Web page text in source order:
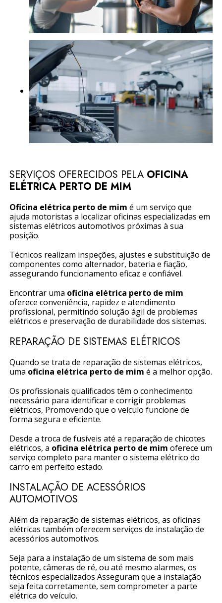
SERVIÇOS OFERECIDOS PELA OFICINA
ELÉTRICA PERTO DE MIM
Oficina elétrica perto de mim é um serviço que
ajuda motoristas a localizar oficinas especializadas em
sistemas elétricos automotivos próximas à sua
posição.
Técnicos realizam inspeções, ajustes e substituição de
componentes como alternador, bateria e fiação,
assegurando funcionamento eficaz e confiável.
Encontrar uma oficina elétrica perto de mim
oferece conveniência, rapidez e atendimento
profissional, permitindo solução ágil de problemas
elétricos e preservação de durabilidade dos sistemas.
REPARAÇÃO DE SISTEMAS ELÉTRICOS
Quando se trata de reparação de sistemas elétricos,
uma oficina elétrica perto de mim é a melhor opção.
Os profissionais qualificados têm o conhecimento
necessário para identificar e corrigir problemas
elétricos, Promovendo que o veículo funcione de
forma segura e eficiente.
Desde a troca de fusíveis até a reparação de chicotes
elétricos, a oficina elétrica perto de mim oferece um
serviço completo para manter o sistema elétrico do
carro em perfeito estado.
INSTALAÇÃO DE ACESSÓRIOS
AUTOMOTIVOS
Além da reparação de sistemas elétricos, as oficinas
elétricas também oferecem serviços de instalação de
acessórios automotivos.
Seja para a instalação de um sistema de som mais
potente, câmeras de ré, ou até mesmo alarmes, os
técnicos especializados Asseguram que a instalação
seja feita corretamente, sem comprometer a parte
elétrica do veículo.